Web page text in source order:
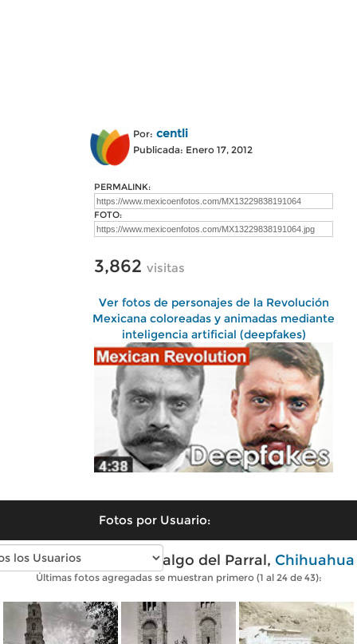
Por: centli
Publicada: Enero 17, 2012
PERMALINK:
FOTO:
3,862 visitas
Ver fotos de personajes de la Revolución
Mexicana coloreadas y animadas mediante
inteligencia artificial (deepfakes)
Fotos por Usuario:
Fotos antiguas de Hidalgo del Parral, Chihuahua
Últimas fotos agregadas se muestran primero (1 al 24 de 43):